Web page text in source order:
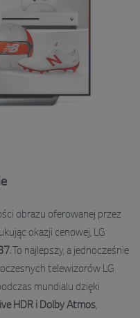
obrazu oferowanej przez
okazji cenowej, LG
. To najlepszy, a jednocześnie
telewizorów LG
mundialu dzięki
HDR i Dolby Atmos,